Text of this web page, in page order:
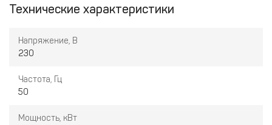
Технические характеристики
Напряжение, В
230
Частота, Гц
50
Мощность, кВт